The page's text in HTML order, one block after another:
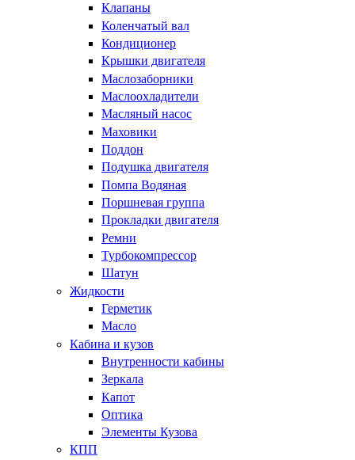
Клапаны
Коленчатый вал
Кондиционер
Крышки двигателя
Маслозаборники
Маслоохладители
Масляный насос
Маховики
Поддон
Подушка двигателя
Помпа Водяная
Поршневая группа
Прокладки двигателя
Ремни
Турбокомпрессор
Шатун
Жидкости
Герметик
Масло
Кабина и кузов
Внутренности кабины
Зеркала
Капот
Оптика
Элементы Кузова
КПП